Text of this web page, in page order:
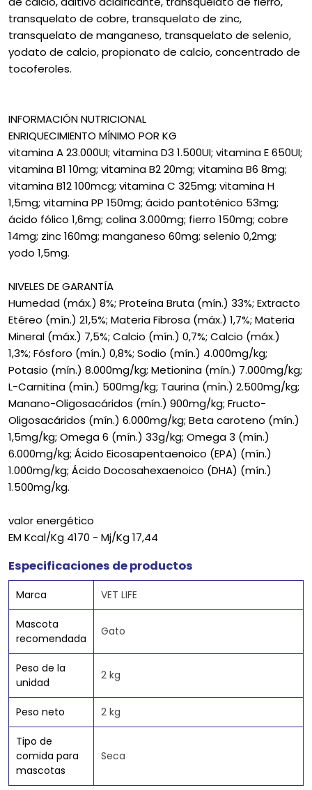
transquelato de cobre, transquelato de zinc,
transquelato de manganeso, transquelato de selenio,
yodato de calcio, propionato de calcio, concentrado de
tocoferoles.
INFORMACIÓN NUTRICIONAL
ENRIQUECIMIENTO MÍNIMO POR KG
vitamina A 23.000UI; vitamina D3 1.500UI; vitamina E 650UI;
vitamina B1 10mg; vitamina B2 20mg; vitamina B6 8mg;
vitamina B12 100mcg; vitamina C 325mg; vitamina H
1,5mg; vitamina PP 150mg; ácido pantoténico 53mg;
ácido fólico 1,6mg; colina 3.000mg; fierro 150mg; cobre
14mg; zinc 160mg; manganeso 60mg; selenio 0,2mg;
yodo 1,5mg.
NIVELES DE GARANTÍA
Humedad (máx.) 8%; Proteína Bruta (mín.) 33%; Extracto
Etéreo (mín.) 21,5%; Materia Fibrosa (máx.) 1,7%; Materia
Mineral (máx.) 7,5%; Calcio (mín.) 0,7%; Calcio (máx.)
1,3%; Fósforo (mín.) 0,8%; Sodio (mín.) 4.000mg/kg;
Potasio (mín.) 8.000mg/kg; Metionina (mín.) 7.000mg/kg;
L-Carnitina (mín.) 500mg/kg; Taurina (mín.) 2.500mg/kg;
Manano-Oligosacáridos (mín.) 900mg/kg; Fructo-
Oligosacáridos (mín.) 6.000mg/kg; Beta caroteno (mín.)
1,5mg/kg; Omega 6 (mín.) 33g/kg; Omega 3 (mín.)
6.000mg/kg; Ácido Eicosapentaenoico (EPA) (mín.)
1.000mg/kg; Ácido Docosahexaenoico (DHA) (mín.)
1.500mg/kg.
valor energético
EM Kcal/Kg 4170 - Mj/Kg 17,44
Especificaciones de productos
Marca VET LIFE
Mascota
recomendada
Gato
Peso de la
unidad
2 kg
Peso neto 2 kg
Tipo de
comida para
mascotas
Seca